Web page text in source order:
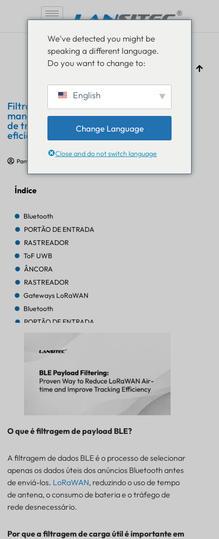
Filtragem de carga útil BLE: uma
maneira comprovada de reduzir o tempo
de transmissão LoRaWAN e melhorar a
eficiência de rastreamento.
Pam Luthra
Índice
Bluetooth
PORTÃO DE ENTRADA
RASTREADOR
ToF UWB
ÂNCORA
RASTREADOR
Gateways LoRaWAN
Bluetooth
PORTÃO DE ENTRADA
RASTREADOR
PORTÃO DE ENTRADA
Bluetooth
Bluetooth
PORTÃO DE ENTRADA
SENSOR
O que é filtragem de payload BLE?
A filtragem de dados BLE é o processo de selecionar
apenas os dados úteis dos anúncios Bluetooth antes
de enviá-los. LoRaWAN, reduzindo o uso de tempo
de antena, o consumo de bateria e o tráfego de
rede desnecessário.
Por que a filtragem de carga útil é importante em
We've detected you might be
speaking a different language.
Do you want to change to:
English
Change Language
Close and do not switch language